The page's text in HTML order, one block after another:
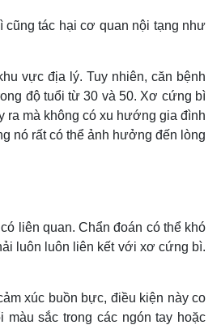
tác hại cơ quan nội tạng như
vực địa lý. Tuy nhiên, căn bệnh
độ tuổi từ 30 và 50. Xơ cứng bì
ra mà không có xu hướng gia đình
nó rất có thể ảnh hưởng đến lòng
liên quan. Chẩn đoán có thể khó
luôn luôn liên kết với xơ cứng bì.
xúc buồn bực, điều kiện này co
màu sắc trong các ngón tay hoặc